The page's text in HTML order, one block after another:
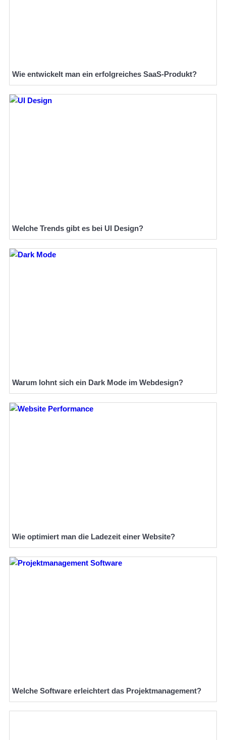
Wie entwickelt man ein erfolgreiches SaaS-Produkt?
Welche Trends gibt es bei UI Design?
Warum lohnt sich ein Dark Mode im Webdesign?
Wie optimiert man die Ladezeit einer Website?
Welche Software erleichtert das Projektmanagement?